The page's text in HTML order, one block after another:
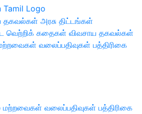
தகவல்கள் அரசு திட்டங்கள்
வெற்றிக் கதைகள் விவசாய தகவல்கள்
வலைப்பதிவுகள் பத்திரிகை
மற்றவைகள் வலைப்பதிவுகள் பத்திரிகை